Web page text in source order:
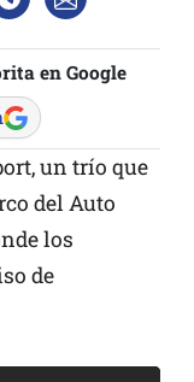
en Google
un trío que
del Auto
los
de